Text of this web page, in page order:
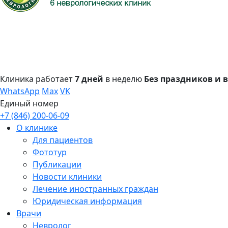
Клиника работает7 дней в неделю Без праздников и
WhatsApp MaxVK
Единый номер
+7 (846) 200-06-09
О клинике
Для пациентов
Фототур
Публикации
Новости клиники
Лечение иностранных граждан
Юридическая информация
Врачи
Невролог